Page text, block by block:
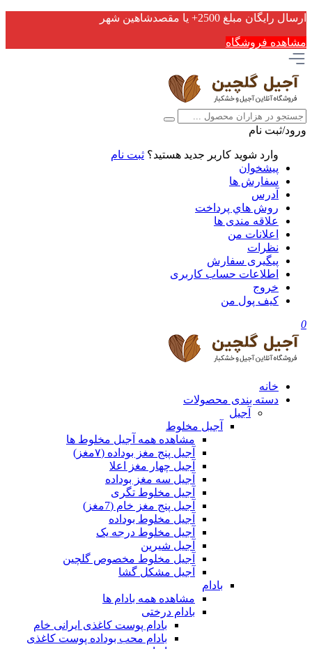
ارسال رایگان مبلغ 2500+ یا مقصدشاهین شهر
مشاهده فروشگاه
ورود/ثبت نام
وارد شوید کاربر جدید هستید؟ ثبت نام
پیشخوان
سفارش ها
آدرس
روش هاي پرداخت
علاقه مندی ها
اعلانات من
نظرات
پیگیری سفارش
اطلاعات حساب كاربری
خروج
کیف پول من
0
خانه
دسته بندی محصولات
آجیل
آجیل مخلوط
مشاهده همه آجیل مخلوط ها
آجیل پنج مغز بوداده (۷مغز)
آجیل چهار مغز اعلا
آجیل سه مغز بوداده
آجیل مخلوط تگری
آجیل پنج مغز خام (7مغز)
آجیل مخلوط بوداده
آجیل مخلوط درجه یک
آجیل شیرین
آجیل مخلوط مخصوص گلچین
آجیل مشکل گشا
بادام
مشاهده همه بادام ها
بادام درختی
بادام پوست کاغذی ایرانی خام
بادام محب بوداده پوست کاغذی